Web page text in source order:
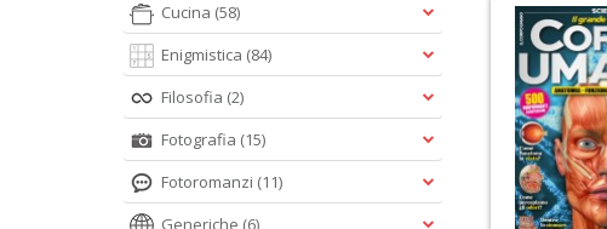
Cucina (58)
Enigmistica (84)
Filosofia (2)
Fotografia (15)
Fotoromanzi (11)
Generiche (6)